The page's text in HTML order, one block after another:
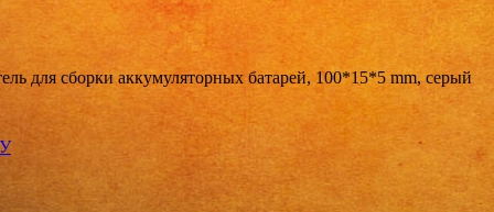
для сборки аккумуляторных батарей, 100*15*5 mm, серый